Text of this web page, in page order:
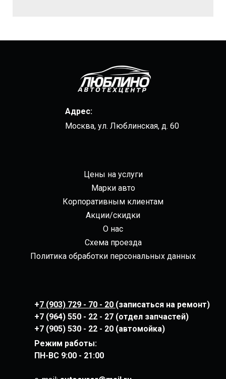
Адрес:
Москва, ул. Люблинская, д. 60
Цены на услуги
Марки авто
Корпоративным клиентам
Акции/скидки
О нас
Схема проезда
Политика обработки персональных данных
+7 (903) 729 - 70 - 20 (записаться на ремонт)
+7 (964) 550 - 22 - 27 (отдел запчастей)
+7 (905) 530 - 22 - 20 (автомойка)
Режим работы:
ПН-ВС 9:00 - 21:00